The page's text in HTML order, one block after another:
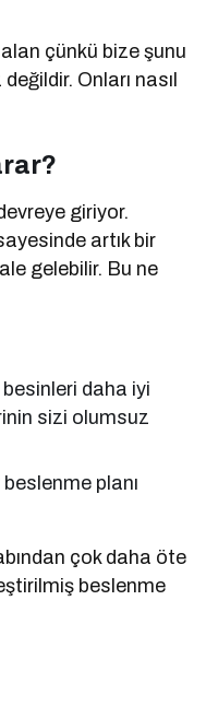
çünkü bize şunu
Onları nasıl
giriyor.
artık bir
gelebilir. Bu ne
daha iyi
sizi olumsuz
planı
çok daha öte
beslenme